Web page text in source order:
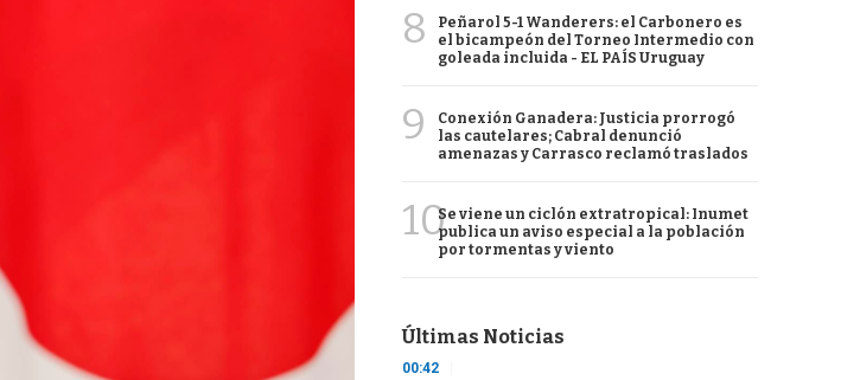
8
Peñarol 5-1 Wanderers: el Carbonero es
el bicampeón del Torneo Intermedio con
goleada incluida - EL PAÍS Uruguay
9
Conexión Ganadera: Justicia prorrogó
las cautelares; Cabral denunció
amenazas y Carrasco reclamó traslados
10Se viene un ciclón extratropical: Inumet
publica un aviso especial a la población
por tormentas y viento
Últimas Noticias
00:42